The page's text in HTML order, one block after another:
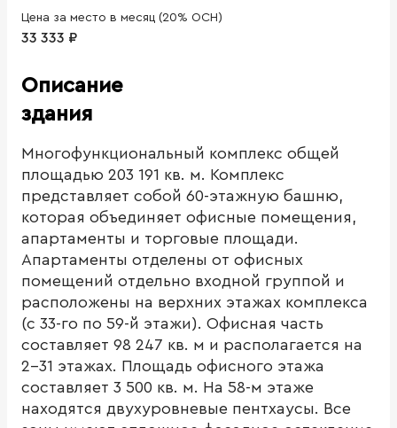
Цена за место в месяц (20% ОСН)
33 333 ₽
Описание
здания
Многофункциональный комплекс общей
площадью 203 191 кв. м. Комплекс
представляет собой 60-этажную башню,
которая объединяет офисные помещения,
апартаменты и торговые площади.
Апартаменты отделены от офисных
помещений отдельно входной группой и
расположены на верхних этажах комплекса
(с 33-го по 59-й этажи). Офисная часть
составляет 98 247 кв. м и располагается на
2-31 этажах. Площадь офисного этажа
составляет 3 500 кв. м. На 58-м этаже
находятся двухуровневые пентхаусы. Все